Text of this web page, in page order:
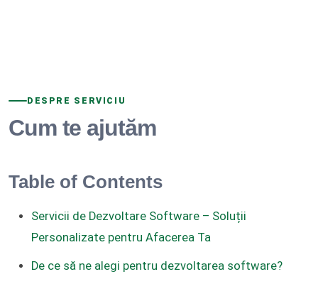
DESPRE SERVICIU
Cum te ajutăm
Table of Contents
Servicii de Dezvoltare Software – Soluții
Personalizate pentru Afacerea Ta
De ce să ne alegi pentru dezvoltarea software?